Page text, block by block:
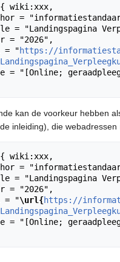
= "
https://
kan de voorkeur hebben
inleiding), die
= "
\url{https://